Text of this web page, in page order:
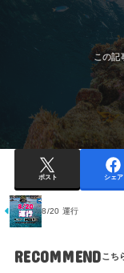
ポスト シェア
8/20 運行
RECOMMEND